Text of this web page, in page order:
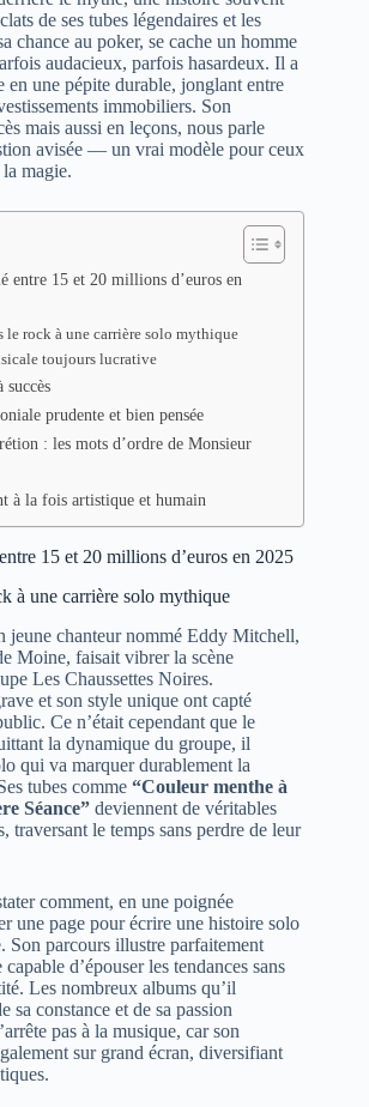
de ses tubes légendaires et les
chance au poker, se cache un homme
audacieux, parfois hasardeux. Il a
en une pépite durable, jonglant entre
immobiliers. Son
mais aussi en leçons, nous parle
avisée — un vrai modèle pour ceux
magie.
entre 15 et 20 millions d’euros en
le rock à une carrière solo mythique
toujours lucrative
succès
prudente et bien pensée
: les mots d’ordre de Monsieur
à la fois artistique et humain
15 et 20 millions d’euros en 2025
à une carrière solo mythique
jeune chanteur nommé Eddy Mitchell,
Moine, faisait vibrer la scène
Les Chaussettes Noires.
et son style unique ont capté
Ce n’était cependant que le
la dynamique du groupe, il
qui va marquer durablement la
tubes comme “Couleur menthe à
Séance” deviennent de véritables
traversant le temps sans perdre de leur
comment, en une poignée
une page pour écrire une histoire solo
Son parcours illustre parfaitement
d’épouser les tendances sans
Les nombreux albums qu’il
sa constance et de sa passion
pas à la musique, car son
sur grand écran, diversifiant